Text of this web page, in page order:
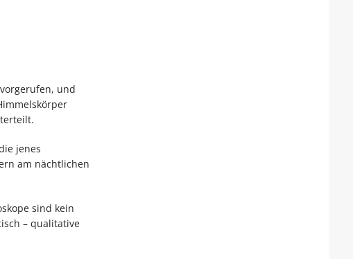
und
jenes
am nächtlichen
sind kein
– qualitative